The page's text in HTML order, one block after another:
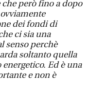
però fino a dopo
dei fondi di
ci sia una
senso perchè
soltanto quella
Ed è una
e non è